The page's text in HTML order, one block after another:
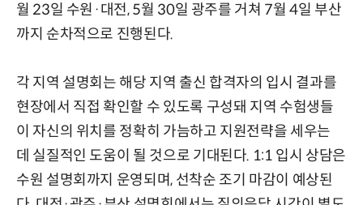
월 23일 수원·대전, 5월 30일 광주를 거쳐 7월 4일 부산
까지 순차적으로 진행된다.
각 지역 설명회는 해당 지역 출신 합격자의 입시 결과를
현장에서 직접 확인할 수 있도록 구성돼 지역 수험생들
이 자신의 위치를 정확히 가늠하고 지원전략을 세우는
데 실질적인 도움이 될 것으로 기대된다. 1:1 입시 상담은
수원 설명회까지 운영되며, 선착순 조기 마감이 예상된